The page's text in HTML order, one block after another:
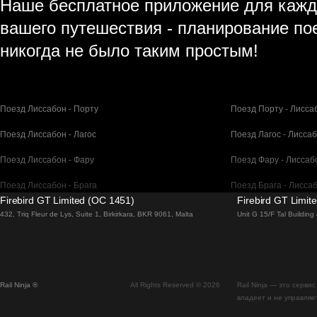
Наше бесплатное приложение для
вашего путешествия - планирование
никогда не было таким простым!
Поезд Лиссабон - Порту Поезд Порту -
Поезд Лиссабон - Лагос Поезд Лагос -
Поезд Лиссабон - Фару Поезд Фару -
Поезд Лиссабон - Брага Поезд Брага -
Поезд Барселона - Мадрид Поезд Мадрид -
Поезд Мадрид - Севилья Поезд Севилья -
Firebird GT Limited (OC 1451)
432, Triq Fleur de Lys, Suite 1, Birkirkara, BKR 9061, Malta
Firebird GT
Unit G 15/F Tal
Rail Ninja ® All Rights Reserved © 2026
Rail Ninja — это
владеет и не